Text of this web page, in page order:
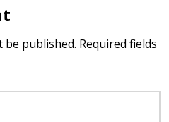
published. Required fields